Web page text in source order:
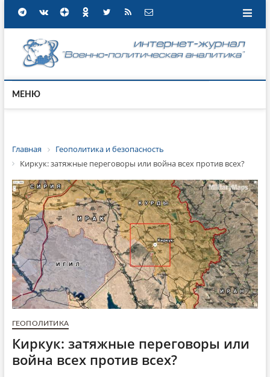
МЕНЮ
Главная
Геополитика и безопасность
Киркук: затяжные переговоры или война всех против всех?
ГЕОПОЛИТИКА
Киркук: затяжные переговоры или
война всех против всех?